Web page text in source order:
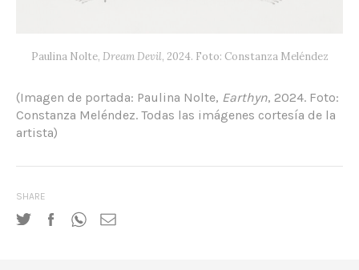
Paulina Nolte, Dream Devil, 2024. Foto: Constanza Meléndez
(Imagen de portada: Paulina Nolte, Earthyn, 2024. Foto:
Constanza Meléndez. Todas las imágenes cortesía de la
artista)
SHARE